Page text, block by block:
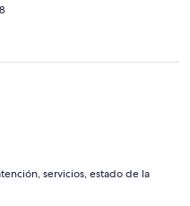
servicios, estado de la